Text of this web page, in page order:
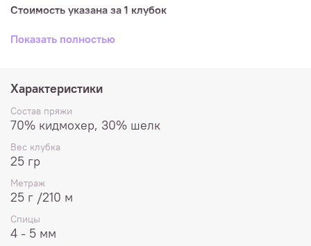
Стоимость указана за 1 клубок
Состав: 70% кидмохер, 30% шелк
Спицы: 4,5 мм
Вес клубка:25 гр
Плотность в образце 10х10см: 20 п и 28 р
Ручная стирка при температуре до 30º, не отбеливать.
Расход на женский свитер размера М - 5-6 клубков.
Показать полностью
Характеристики
Состав пряжи
70% кидмохер, 30% шелк
Вес клубка
25 гр
Метраж
25 г /210 м
Спицы
4 - 5 мм